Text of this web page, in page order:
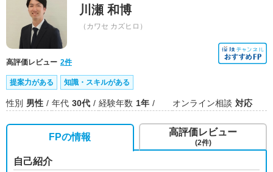
川瀬 和博
（カワセ カズヒロ）
高評価レビュー 2件
提案力がある 知識・スキルがある
性別 男性 年代 30代 経験年数 1年 オンライン相談 対応
FPの情報
自己紹介
高評価レビュー
(2件)